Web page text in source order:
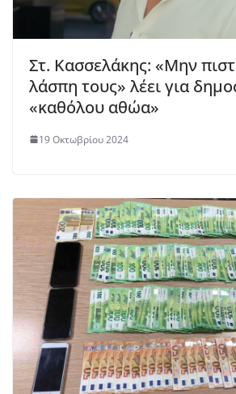
Στ. Κασσελάκης: «Μην
λάσπη τους» λέει για
«καθόλου αθώα»
19 Οκτωβρίου 2024